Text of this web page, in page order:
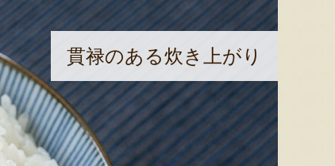
貫禄のある炊き上がり